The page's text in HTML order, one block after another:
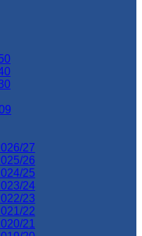
27
26
25
24
23
22
21